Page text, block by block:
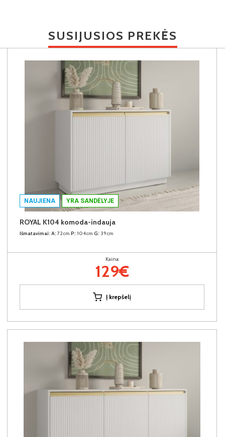
SUSIJUSIOS PREKĖS
NAUJIENA YRA SANDĖLYJE
ROYAL K104 komoda-indauja
Išmatavimai: A: 72cm P: 104cm G: 39cm
Kaina:
129€
Į krepšelį